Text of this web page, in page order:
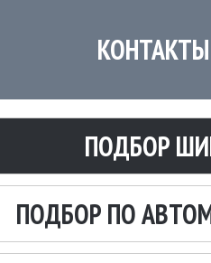
КОНТАКТЫ
ПОДБОР
ПОДБОР ПО